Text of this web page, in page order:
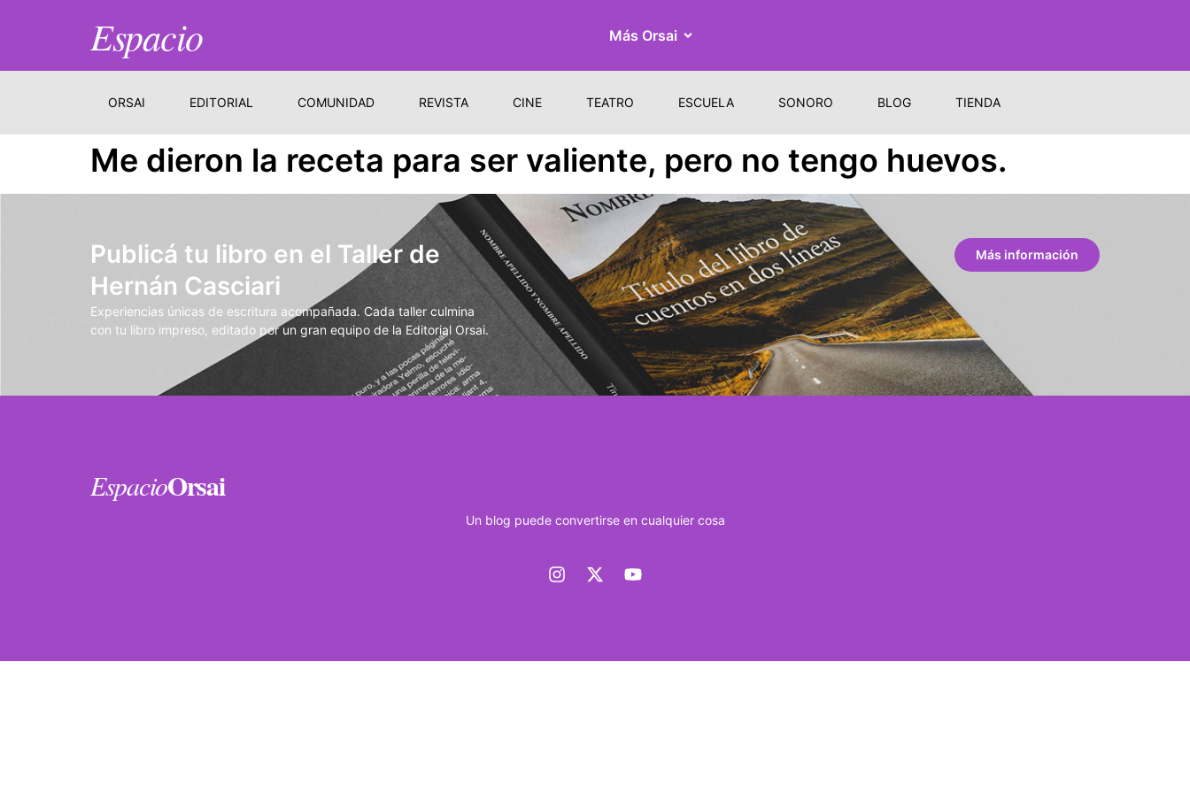
Espacio Más Orsai
ORSAI EDITORIAL COMUNIDAD REVISTA CINE TEATRO ESCUELA SONORO BLOG TIENDA
Me dieron la receta para ser valiente, pero no tengo huevos.
Publicá tu libro en el Taller de
Hernán Casciari
Experiencias únicas de escritura acompañada. Cada taller culmina
con tu libro impreso, editado por un gran equipo de la Editorial Orsai.
Más información
EspacioOrsai
Un blog puede convertirse en cualquier cosa